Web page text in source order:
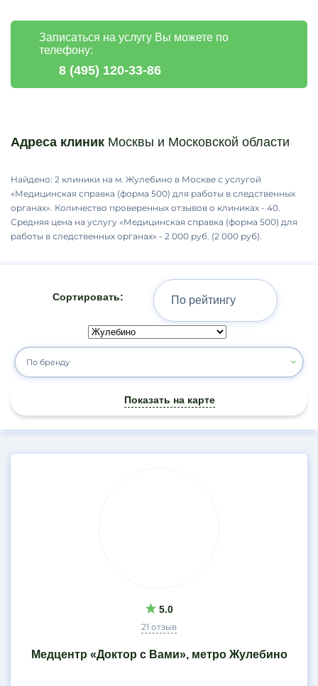
Записаться на услугу Вы можете по
телефону:
8 (495) 120-33-86
Адреса клиник Москвы и Московской области
Найдено: 2 клиники на м. Жулебино в Москве с услугой
«Медицинская cправка (форма 500) для работы в следственных
органах». Количество проверенных отзывов о клиниках - 40.
Средняя цена на услугу «Медицинская cправка (форма 500) для
работы в следственных органах» - 2 000 руб. (2 000 руб).
Сортировать:
По бренду
Показать на карте
5.0
21 отзыв
Медцентр «Доктор с Вами», метро Жулебино